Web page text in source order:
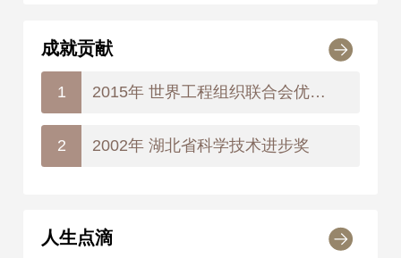
成就贡献
1 2015年 世界工程组织联合会优秀工程奖 特等奖
2 2002年 湖北省科学技术进步奖
人生点滴